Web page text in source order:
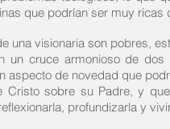
que podrían ser muy ricas
una visionaria son pobres,
un cruce armonioso de
aspecto de novedad que
Cristo sobre su Padre, y
profundizarla y